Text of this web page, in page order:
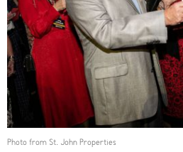
Photo from St. John Properties